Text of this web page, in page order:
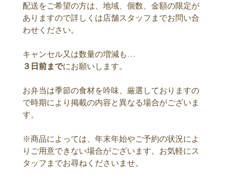
配送をご希望の方は、地域、個数、金額の限定が
ありますので詳しくは店舗スタッフまでお問い合
わせください。
キャンセル又は数量の増減も…
３日前までにお願いします。
お弁当は季節の食材を吟味、厳選しておりますの
で時期により掲載の内容と異なる場合がございま
す。
※商品によっては、年末年始やご予約の状況によ
りご用意できない場合がございます。お気軽にス
タッフまでお尋ねくださいませ。